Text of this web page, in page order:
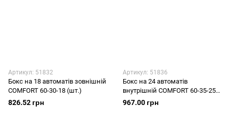
Артикул: 51832
Бокс на 18 автоматів зовнішній
COMFORT 60-30-18 (шт.)
826.52 грн
Артикул: 51836
Бокс на 24 автоматів
внутрішній COMFORT 60-35-25
(шт.)
967.00 грн